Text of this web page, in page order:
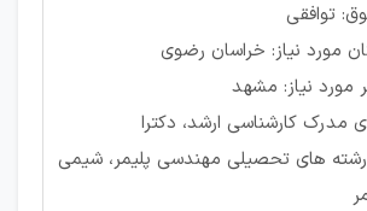
توافقی
مورد نیاز: خراسان رضوی
مورد نیاز: مشهد
مدرک کارشناسی ارشد، دکترا
های تحصیلی مهندسی پلیمر، شیمی